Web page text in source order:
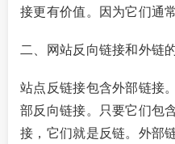
接更有价值。因为它们通
二、网站反向链接和外链
站点反链接包含外部链接
部反向链接。只要它们包
接，它们就是反链。外部